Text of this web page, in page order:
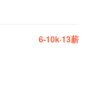
6-10k·13薪